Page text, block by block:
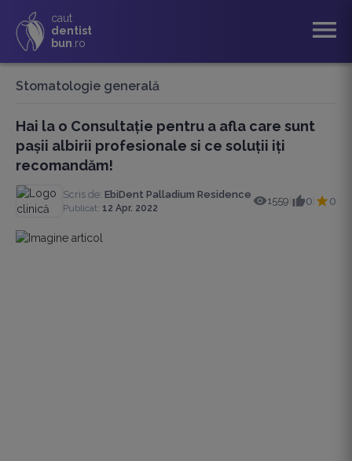
caut
dentist
bun .ro menu
Stomatologie generală
Hai la o Consultație pentru a afla care sunt
pașii albirii profesionale si ce soluții iți
recomandăm!
Scris de: EbiDent Palladium Residence
Publicat: 12 Apr. 2022
1559 0 0